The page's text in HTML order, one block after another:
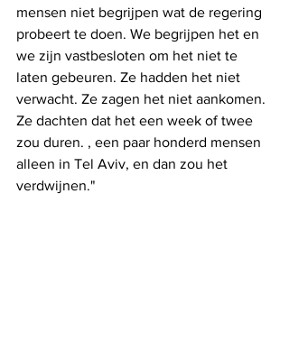
mensen niet begrijpen wat de regering
probeert te doen. We begrijpen het en
we zijn vastbesloten om het niet te
laten gebeuren. Ze hadden het niet
verwacht. Ze zagen het niet aankomen.
Ze dachten dat het een week of twee
zou duren. , een paar honderd mensen
alleen in Tel Aviv, en dan zou het
verdwijnen."